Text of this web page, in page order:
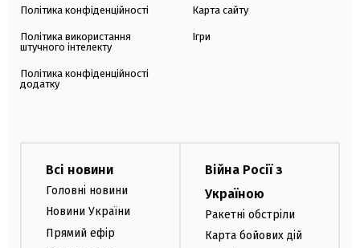
Політика конфіденційності
Політика використання
штучного інтелекту
Політика конфіденційності
додатку
Карта сайту
Ігри
Всі новини
Головні новини
Новини України
Прямий ефір
Війна Росії з
Україною
Ракетні обстріли
Карта бойових дій